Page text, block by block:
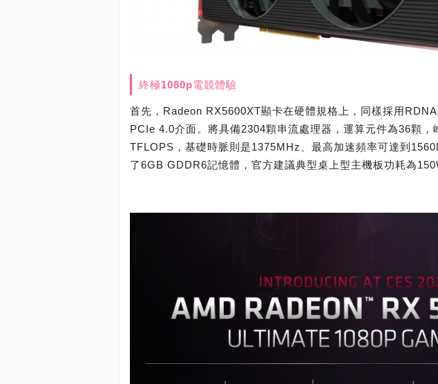
終極1080p電競體驗
首先，Radeon RX5600XT顯卡在硬體規格上，同樣採用
PCIe 4.0介面。將具備2304顆串流處理器，運算元件為36顆，
TFLOPS，基礎時脈則是1375MHz、最高加速頻率可達到
了6GB GDDR6記憶體，官方建議典型桌上型主機板功耗為